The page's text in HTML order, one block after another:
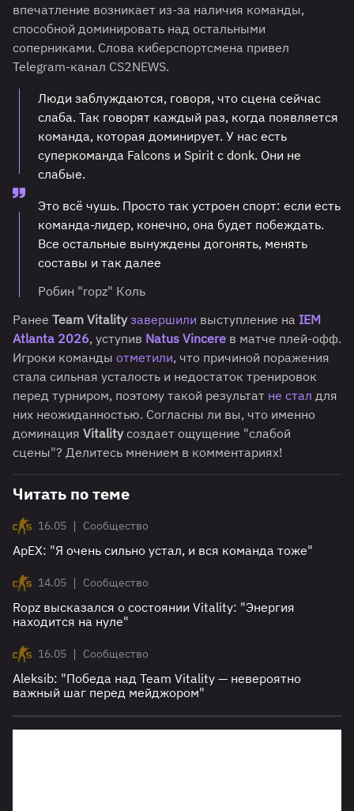
впечатление возникает из-за наличия команды,
способной доминировать над остальными
соперниками. Слова киберспортсмена привел
Telegram-канал CS2NEWS.
Люди заблуждаются, говоря, что сцена сейчас
слаба. Так говорят каждый раз, когда появляется
команда, которая доминирует. У нас есть
суперкоманда Falcons и Spirit с donk. Они не
слабые.
Это всё чушь. Просто так устроен спорт: если есть
команда-лидер, конечно, она будет побеждать.
Все остальные вынуждены догонять, менять
составы и так далее
Робин "ropz" Коль
Ранее Team Vitality завершили выступление на IEM
Atlanta 2026, уступив Natus Vincere в матче плей-офф.
Игроки команды отметили, что причиной поражения
стала сильная усталость и недостаток тренировок
перед турниром, поэтому такой результат не стал для
них неожиданностью. Согласны ли вы, что именно
доминация Vitalityсоздает ощущение "слабой
сцены"? Делитесь мнением в комментариях!
Читать по теме
16.05 | Сообщество
ApEX: "Я очень сильно устал, и вся команда тоже"
14.05 | Сообщество
Ropz высказался о состоянии Vitality: "Энергия
находится на нуле"
16.05 | Сообщество
Aleksib: "Победа над Team Vitality — невероятно
важный шаг перед мейджором"